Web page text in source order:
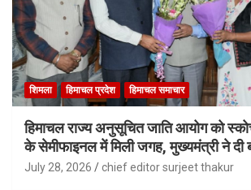
शिमला हिमाचल प्रदेश हिमाचल समाचार
हिमाचल राज्य अनुसूचित जाति आयोग को
के सेमीफाइनल में मिली जगह, मुख्यमंत्री ने दी
July 28, 2026 chief editor surjeet thakur